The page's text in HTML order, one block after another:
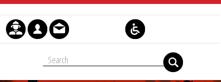
Skip to Content